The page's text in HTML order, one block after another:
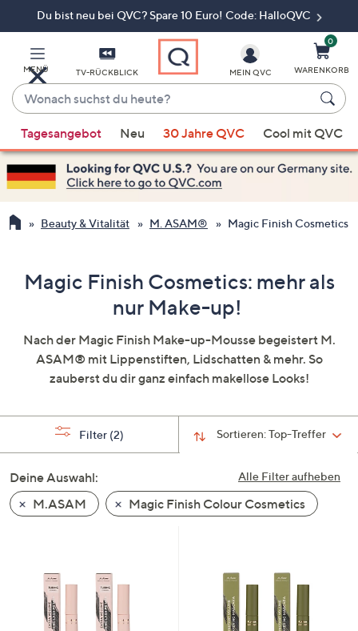
Du bist neu bei QVC? Spare 10 Euro! Code: HalloQVC
MENÜ TV-RÜCKBLICK
Wonach
suchst
du
heute?
Vorschläge
verfügbar
sind,
verwenden
Sie
nach
nach
unten
Sie
Touch-
Geräten
nach
links
anzuzeigen.
MEIN QVC
0
WARENKORB
Tagesangebot Neu 30 Jahre QVC Cool mit QVC
Beauty & Vitalität M. ASAM® Magic Finish Cosmetics
Magic Finish Cosmetics: mehr als
nur Make-up!
Nach der Magic Finish Make-up-Mousse begeistert M.
ASAM® mit Lippenstiften, Lidschatten & mehr. So
zauberst du dir ganz einfach makellose Looks!
Sortieren:Top-Treffer
Filter (2)
Alle Filter aufheben
Deine Auswahl:
M.ASAM
Magic Finish Colour Cosmetics